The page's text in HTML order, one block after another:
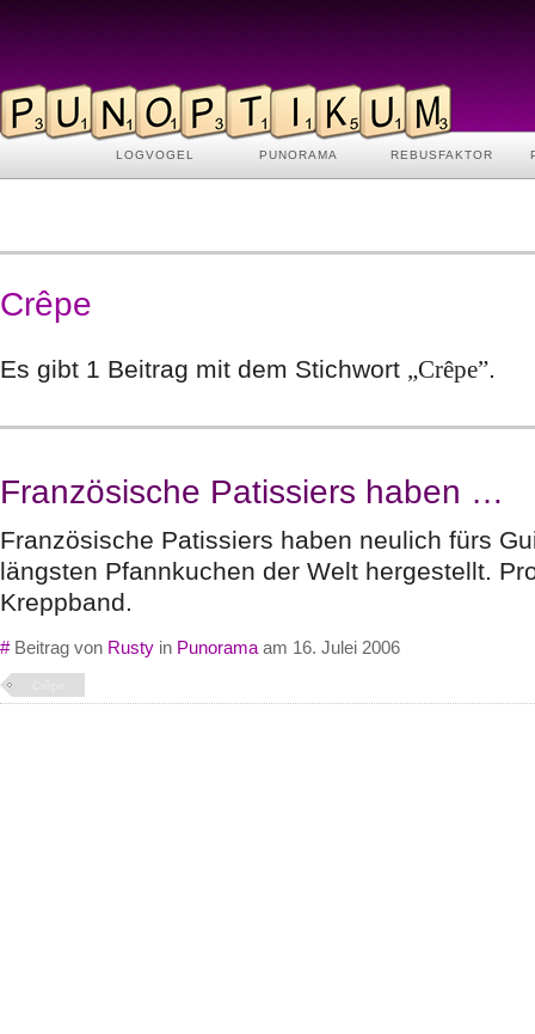
LOGVOGEL PUNORAMA REBUSFAKTOR
Crêpe
Es gibt 1 Beitrag mit dem Stichwort „Crêpe”.
Französische Patissiers haben …
Französische Patissiers haben neulich fürs
längsten Pfannkuchen der Welt hergestellt.
Kreppband.
#Beitrag von Rusty in Punorama am 16. Julei 2006